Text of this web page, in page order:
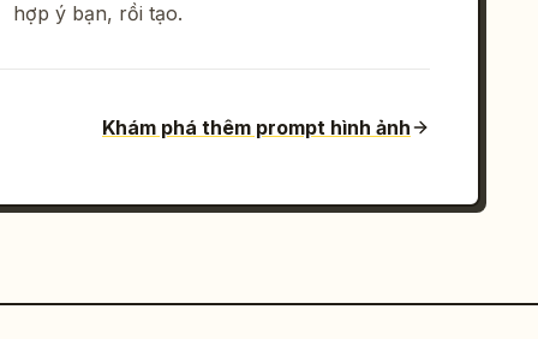
hợp ý bạn, rồi tạo.
Khám phá thêm prompt hình ảnh